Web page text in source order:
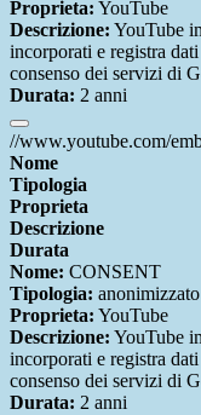
Proprieta: YouTube
Descrizione: YouTube
incorporati e registra
consenso dei servizi di
Durata: 2 anni
//www.youtube.com/
Nome
Tipologia
Proprieta
Descrizione
Durata
Nome: CONSENT
Tipologia: anonimizzato
Proprieta: YouTube
Descrizione: YouTube
incorporati e registra
consenso dei servizi di
Durata: 2 anni